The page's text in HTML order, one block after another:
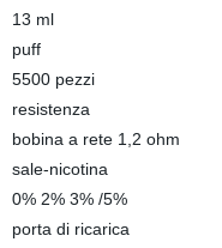
13 ml
puff
5500 pezzi
resistenza
bobina a rete 1,2 ohm
sale-nicotina
0% 2% 3% /5%
porta di ricarica